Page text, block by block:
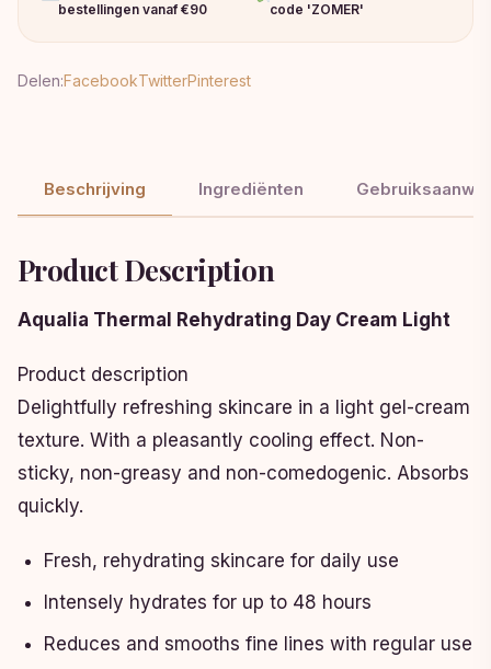
bestellingen vanaf €90
code 'ZOMER'
Delen:FacebookTwitterPinterest
Beschrijving Ingrediënten
Product Description
Aqualia Thermal Rehydrating Day Cream Light
Product description
Delightfully refreshing skincare in a light gel-cream
texture. With a pleasantly cooling effect. Non-
sticky, non-greasy and non-comedogenic. Absorbs
quickly.
Fresh, rehydrating skincare for daily use
Intensely hydrates for up to 48 hours
Reduces and smooths fine lines with regular use